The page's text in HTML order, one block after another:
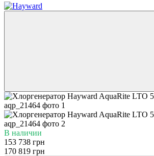
В наличии
153 738 грн
170 819 грн